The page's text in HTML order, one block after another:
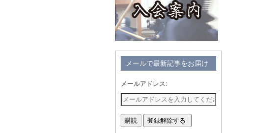
メールで最新記事をお届け
メールアドレス: